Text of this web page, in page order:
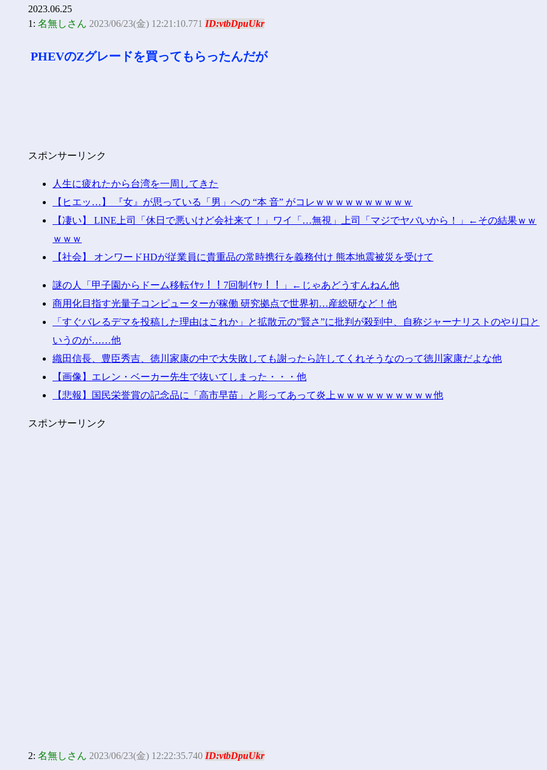
2023.06.25
1: 名無しさん 2023/06/23(金) 12:21:10.771 ID:vtbDpuUkr
PHEVのZグレードを買ってもらったんだが
スポンサーリンク
人生に疲れたから台湾を一周してきた
【ヒエッ…】 『女』が思っている「男」への “本 音” がコレｗｗｗｗｗｗｗｗｗｗ
【凄い】 LINE上司「休日で悪いけど会社来て！」ワイ「…無視」上司「マジでヤバいから！」←その結果ｗｗ
ｗｗｗ
【社会】 オンワードHDが従業員に貴重品の常時携行を義務付け 熊本地震被災を受けて
謎の人「甲子園からドーム移転ｲﾔｯ！！7回制ｲﾔｯ！！」←じゃあどうすんねん他
商用化目指す光量子コンピューターが稼働 研究拠点で世界初…産総研など！他
「すぐバレるデマを投稿した理由はこれか」と拡散元の”賢さ”に批判が殺到中、自称ジャーナリストのやり口と
いうのが……他
織田信長、豊臣秀吉、徳川家康の中で大失敗しても謝ったら許してくれそうなのって徳川家康だよな他
【画像】エレン・ベーカー先生で抜いてしまった・・・他
【悲報】国民栄誉賞の記念品に「高市早苗」と彫ってあって炎上ｗｗｗｗｗｗｗｗｗｗ他
スポンサーリンク
2: 名無しさん 2023/06/23(金) 12:22:35.740 ID:vtbDpuUkr